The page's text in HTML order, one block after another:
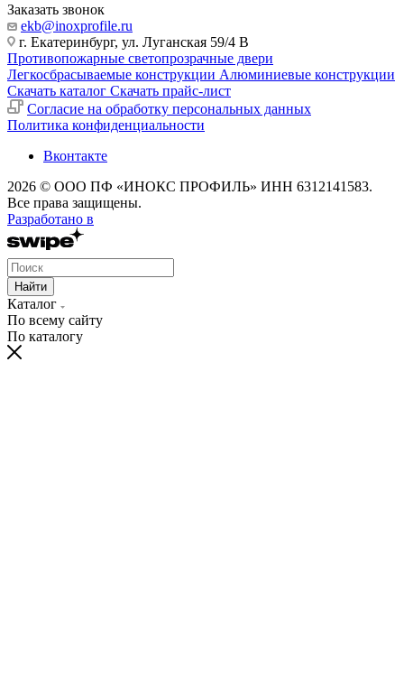
Заказать звонок
ekb@inoxprofile.ru
г. Екатеринбург, ул. Луганская 59/4 В
Противопожарные светопрозрачные двери
Легкосбрасываемые конструкции Алюминиевые конструкции
Скачать каталог Скачать прайс-лист
Cогласие на обработку персональных данных
Политика конфиденциальности
Вконтакте
2026 © ООО ПФ «ИНОКС ПРОФИЛЬ» ИНН 6312141583.
Все права защищены.
Разработано в
Найти
Каталог
По всему сайту
По каталогу